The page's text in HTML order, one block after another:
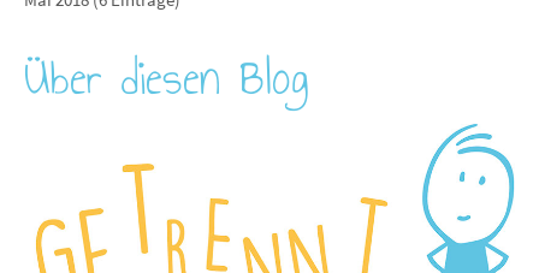
Über diesen Blog